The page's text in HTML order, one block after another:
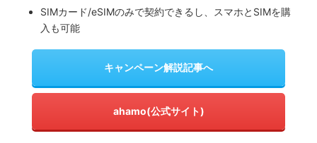
SIMカード/eSIMのみで契約できるし、スマホとSIMを購
入も可能
キャンペーン解説記事へ
ahamo(公式サイト)